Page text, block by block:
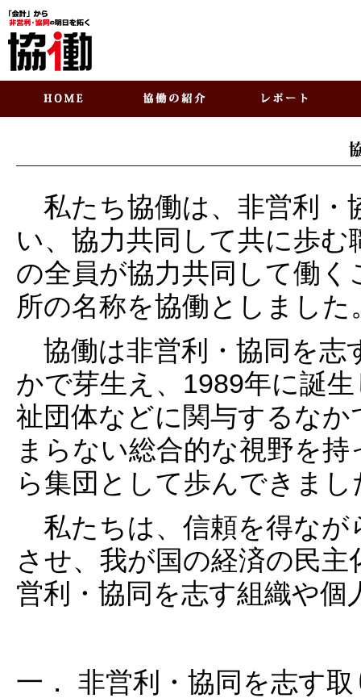
私たち協働は、非営利・
い、協力共同して共に歩
の全員が協力共同して働
所の名称を協働としました
協働は非営利・協同を志
かで芽生え、1989年に誕
祉団体などに関与するな
まらない総合的な視野を
ら集団として歩んできまし
私たちは、信頼を得なが
させ、我が国の経済の民
営利・協同を志す組織や
一． 非営利・協同を志す